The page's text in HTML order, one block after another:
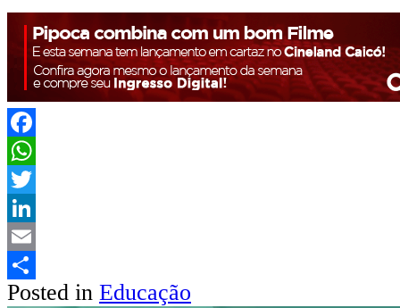
Facebook
WhatsApp
Twitter
LinkedIn
Email
Share
Posted in Educação